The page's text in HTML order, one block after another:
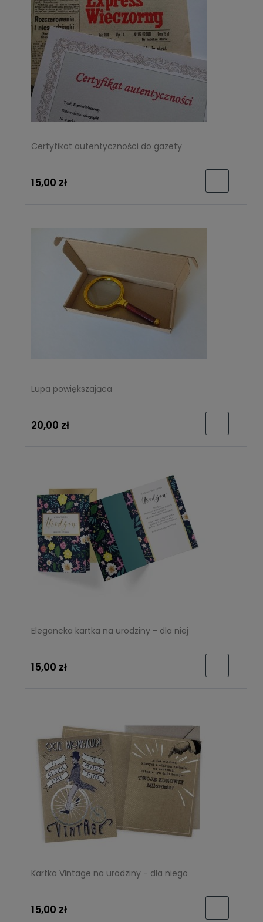
Certyfikat autentyczności do gazety
15,00 zł
Lupa powiększająca
20,00 zł
Elegancka kartka na urodziny - dla niej
15,00 zł
Kartka Vintage na urodziny - dla niego
15,00 zł